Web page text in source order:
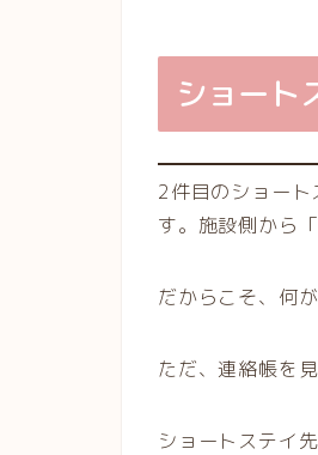
ショート
2件目のショー
す。施設側から
だからこそ、何
ただ、連絡帳を
ショートステイ